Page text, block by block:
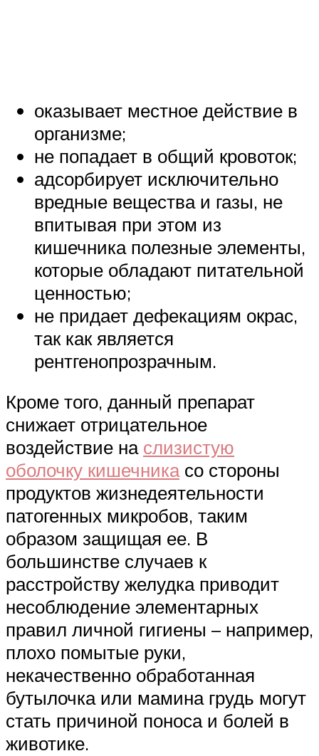
оказывает местное действие в
организме;
не попадает в общий кровоток;
адсорбирует исключительно
вредные вещества и газы, не
впитывая при этом из
кишечника полезные элементы,
которые обладают питательной
ценностью;
не придает дефекациям окрас,
так как является
рентгенопрозрачным.
Кроме того, данный препарат
снижает отрицательное
воздействие на слизистую
оболочку кишечникасо стороны
продуктов жизнедеятельности
патогенных микробов, таким
образом защищая ее. В
большинстве случаев к
расстройству желудка приводит
несоблюдение элементарных
правил личной гигиены – например,
плохо помытые руки,
некачественно обработанная
бутылочка или мамина грудь могут
стать причиной поноса и болей в
животике.